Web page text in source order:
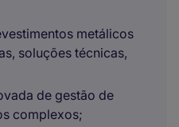
metálicos
soluções técnicas,
de gestão de
complexos;